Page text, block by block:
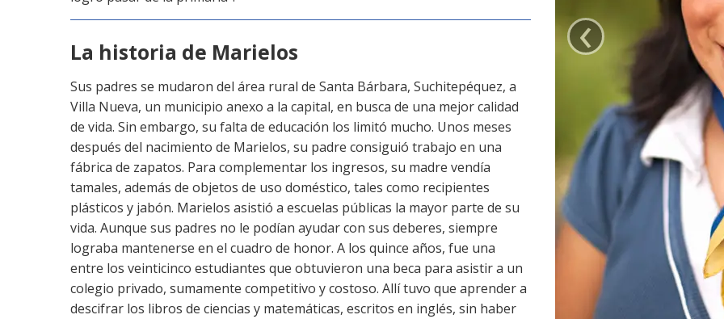
La historia de Marielos
Sus padres se mudaron del área rural de Santa Bárbara, Suchitepéquez, a
Villa Nueva, un municipio anexo a la capital, en busca de una mejor calidad
de vida. Sin embargo, su falta de educación los limitó mucho. Unos meses
después del nacimiento de Marielos, su padre consiguió trabajo en una
fábrica de zapatos. Para complementar los ingresos, su madre vendía
tamales, además de objetos de uso doméstico, tales como recipientes
plásticos y jabón. Marielos asistió a escuelas públicas la mayor parte de su
vida. Aunque sus padres no le podían ayudar con sus deberes, siempre
lograba mantenerse en el cuadro de honor. A los quince años, fue una
entre los veinticinco estudiantes que obtuvieron una beca para asistir a un
colegio privado, sumamente competitivo y costoso. Allí tuvo que aprender a
descifrar los libros de ciencias y matemáticas, escritos en inglés, sin haber
‹